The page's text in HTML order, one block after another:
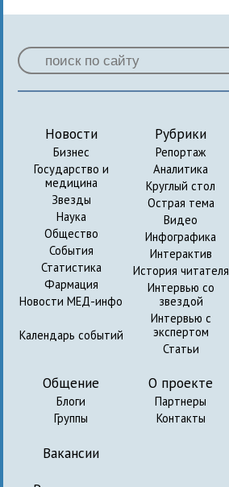
Новости
Бизнес
Государство и
медицина
Звезды
Наука
Общество
События
Статистика
Фармация
Новости МЕД-инфо
Календарь событий
Рубрики
Репортаж
Аналитика
Круглый стол
Острая тема
Видео
Инфографика
Интерактив
История читателя
Интервью со
звездой
Интервью с
экспертом
Статьи
Общение
Блоги
Группы
Вакансии
О проекте
Партнеры
Контакты